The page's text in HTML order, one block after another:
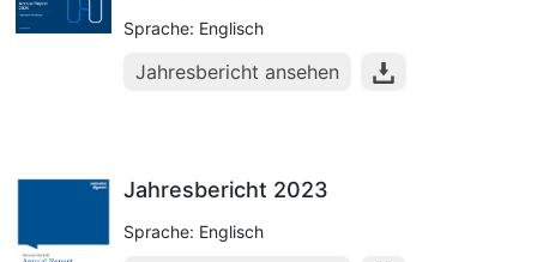
Sprache: Englisch
Jahresbericht ansehen
Jahresbericht 2023
Sprache: Englisch